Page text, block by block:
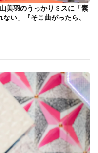
美羽のうっかりミスに「素
い」『そこ曲がったら、